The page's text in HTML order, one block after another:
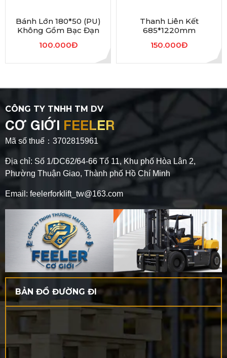
Bánh Lớn 180*50 (PU)
Không Gồm Bạc Đạn
100.000Đ
Thanh Liên Kết
685*1220mm
150.000Đ
CÔNG TY TNHH TM DV
CƠ GIỚI FEELER
Mã số thuế：3702815961
Địa chỉ: Số 1/DC62/64-66 Tổ 11, Khu phố Hòa Lân 2,
Phường Thuận Giao, Thành phố Hồ Chí Minh
Email: feelerforklift_tw@163.com
BẢN ĐỒ ĐƯỜNG ĐI